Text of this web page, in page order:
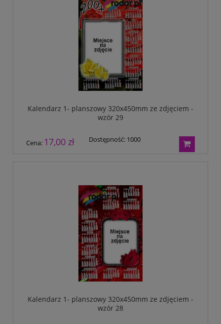
Kalendarz 1- planszowy 320x450mm ze zdjęciem -
wzór 29
Cena: 17,00 zł Dostępność: 1000
Kalendarz 1- planszowy 320x450mm ze zdjęciem -
wzór 28